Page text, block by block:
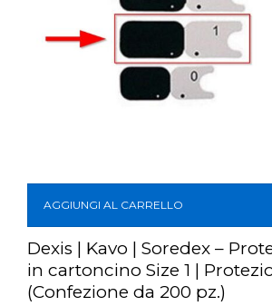
AGGIUNGI AL CARRELLO
Dexis | Kavo | Soredex –
in cartoncino Size 1 |
(Confezione da 200 pz.)